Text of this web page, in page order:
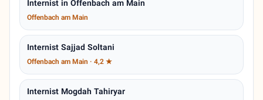
Internist in Offenbach am Main
Offenbach am Main
Internist Sajjad Soltani
Offenbach am Main · 4,2 ★
Internist Mogdah Tahiryar